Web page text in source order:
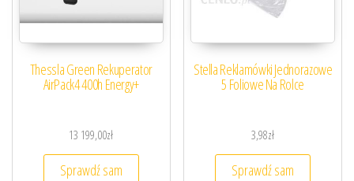
Thessla Green Rekuperator
AirPack4 400h Energy+
13 199,00zł
Sprawdź sam
Stella Reklamówki Jednorazowe
5 Foliowe Na Rolce
3,98zł
Sprawdź sam